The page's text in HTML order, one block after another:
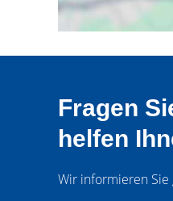
Fragen
helfen
Wir informieren